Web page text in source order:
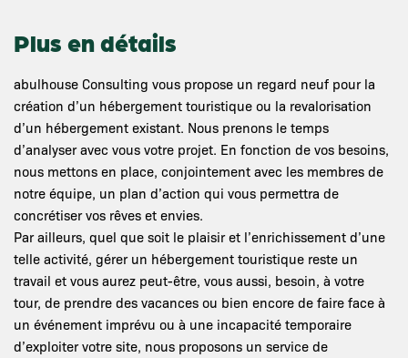
Plus en détails
abulhouse Consulting vous propose un regard neuf pour la
création d’un hébergement touristique ou la revalorisation
d’un hébergement existant. Nous prenons le temps
d’analyser avec vous votre projet. En fonction de vos besoins,
nous mettons en place, conjointement avec les membres de
notre équipe, un plan d’action qui vous permettra de
concrétiser vos rêves et envies.
Par ailleurs, quel que soit le plaisir et l’enrichissement d’une
telle activité, gérer un hébergement touristique reste un
travail et vous aurez peut-être, vous aussi, besoin, à votre
tour, de prendre des vacances ou bien encore de faire face à
un événement imprévu ou à une incapacité temporaire
d’exploiter votre site, nous proposons un service de